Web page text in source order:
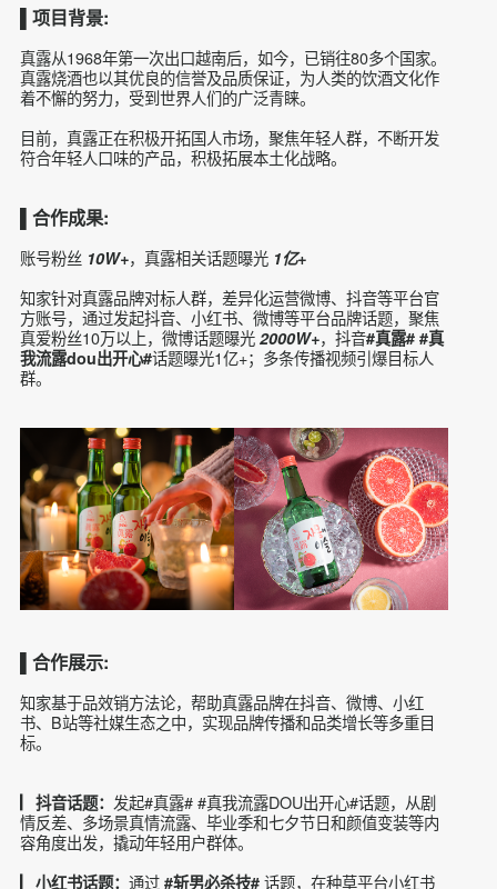
▌项目背景:
真露烧酒也以其优良的信誉及品质保证，为人类的饮酒文化作
着不懈的努力，受到世界人们的广泛青睐。
符合年轻人口味的产品，积极拓展本土化战略。
▌合作成果:
知家针对真露品牌对标人群，差异化运营微博、抖音等平台官
方账号，通过发起抖音、小红书、微博等平台品牌话题，聚焦
真爱粉丝10万以上，微博话题曝光2000W+，抖音#真露# #真
我流露dou出开心#话题曝光1亿+；多条传播视频引爆目标人
群。
▌合作展示: